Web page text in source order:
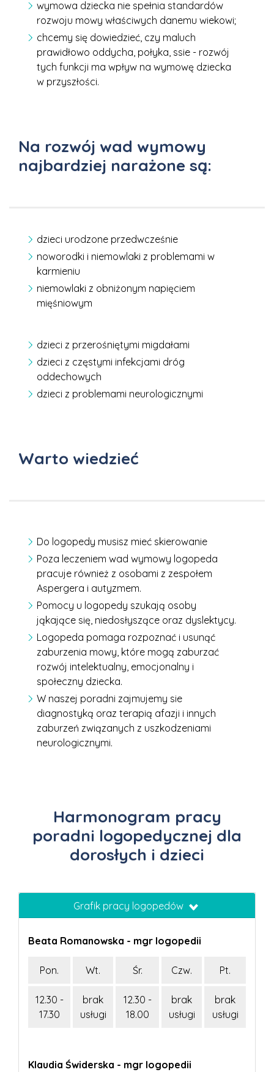
wymowa dziecka nie spełnia standardów
rozwoju mowy właściwych danemu wiekowi;
chcemy się dowiedzieć, czy maluch
prawidłowo oddycha, połyka, ssie - rozwój
tych funkcji ma wpływ na wymowę dziecka
w przyszłości.
Na rozwój wad wymowy
najbardziej narażone są:
dzieci urodzone przedwcześnie
noworodki i niemowlaki z problemami w
karmieniu
niemowlaki z obniżonym napięciem
mięśniowym
dzieci z przerośniętymi migdałami
dzieci z częstymi infekcjami dróg
oddechowych
dzieci z problemami neurologicznymi
Warto wiedzieć
Do logopedy musisz mieć skierowanie
Poza leczeniem wad wymowy logopeda
pracuje również z osobami z zespołem
Aspergera i autyzmem.
Pomocy u logopedy szukają osoby
jąkające się, niedosłyszące oraz dyslektycy.
Logopeda pomaga rozpoznać i usunąć
zaburzenia mowy, które mogą zaburzać
rozwój intelektualny, emocjonalny i
społeczny dziecka.
W naszej poradni zajmujemy sie
diagnostyką oraz terapią afazji i innych
zaburzeń związanych z uszkodzeniami
neurologicznymi.
Harmonogram pracy
poradni logopedycznej dla
dorosłych i dzieci
Grafik pracy logopedów
Beata Romanowska - mgr logopedii
Pon. Wt. Śr. Czw. Pt.
12.30 -
17.30
brak
usługi
12.30 -
18.00
brak
usługi
brak
usługi
Klaudia Świderska - mgr logopedii